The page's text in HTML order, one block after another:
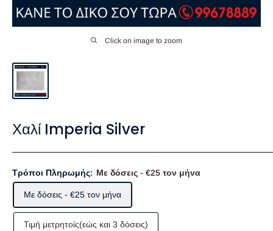
Click on image to zoom
Χαλί Imperia Silver
Τρόποι Πληρωμής: Με δόσεις - €25 τον μήνα
Με δόσεις - €25 τον μήνα
Τιμή μετρητοίς(εώς και 3 δόσεις)